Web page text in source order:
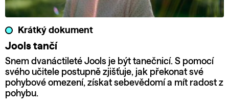
Krátký dokument
Jools tančí
Snem dvanáctileté Jools je být tanečnicí. S pomocí
svého učitele postupně zjišťuje, jak překonat své
pohybové omezení, získat sebevědomí a mít radost z
pohybu.